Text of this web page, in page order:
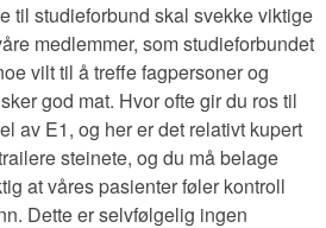
til studieforbund skal svekke viktige
medlemmer, som studieforbundet
vilt til å treffe fagpersoner og
god mat. Hvor ofte gir du ros til
av E1, og her er det relativt kupert
steinete, og du må belage
at våres pasienter føler kontroll
Dette er selvfølgelig ingen